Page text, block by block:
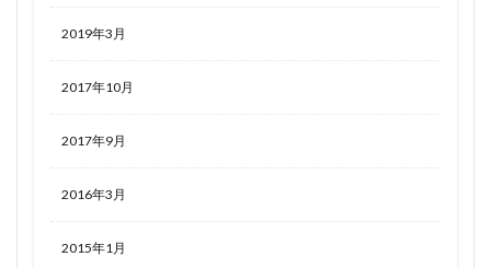
2019年3月
2017年10月
2017年9月
2016年3月
2015年1月